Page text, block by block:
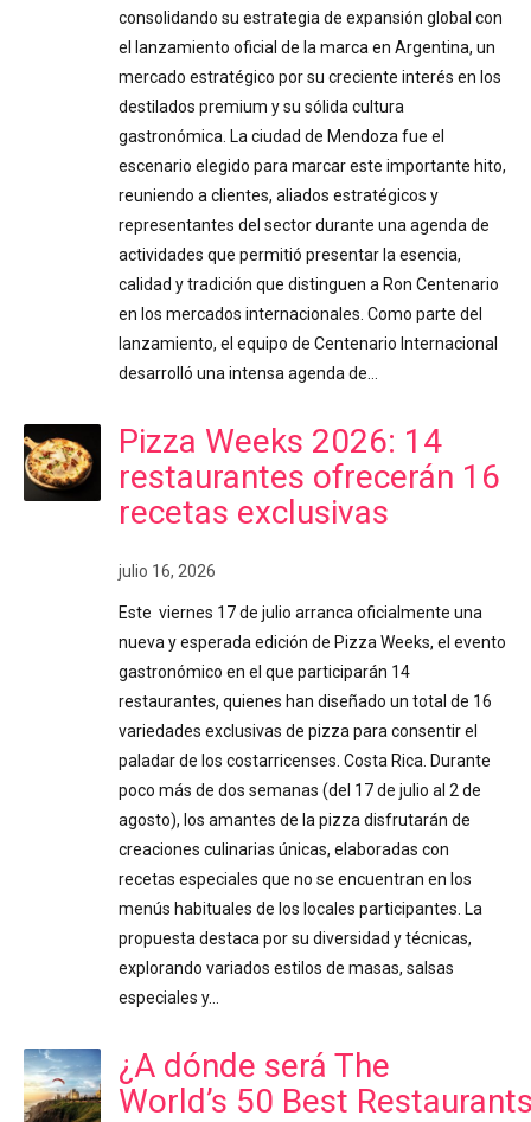
consolidando su estrategia de expansión global con
el lanzamiento oficial de la marca en Argentina, un
mercado estratégico por su creciente interés en los
destilados premium y su sólida cultura
gastronómica. La ciudad de Mendoza fue el
escenario elegido para marcar este importante hito,
reuniendo a clientes, aliados estratégicos y
representantes del sector durante una agenda de
actividades que permitió presentar la esencia,
calidad y tradición que distinguen a Ron Centenario
en los mercados internacionales. Como parte del
lanzamiento, el equipo de Centenario Internacional
desarrolló una intensa agenda de…
Pizza Weeks 2026: 14
restaurantes ofrecerán 16
recetas exclusivas
julio 16, 2026
Este viernes 17 de julio arranca oficialmente una
nueva y esperada edición de Pizza Weeks, el evento
gastronómico en el que participarán 14
restaurantes, quienes han diseñado un total de 16
variedades exclusivas de pizza para consentir el
paladar de los costarricenses. Costa Rica. Durante
poco más de dos semanas (del 17 de julio al 2 de
agosto), los amantes de la pizza disfrutarán de
creaciones culinarias únicas, elaboradas con
recetas especiales que no se encuentran en los
menús habituales de los locales participantes. La
propuesta destaca por su diversidad y técnicas,
explorando variados estilos de masas, salsas
especiales y…
¿A dónde será The
World’s 50 Best